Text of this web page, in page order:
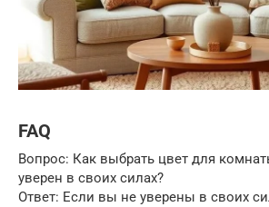
FAQ
Вопрос: Как выбрать цвет для
уверен в своих силах?
Ответ: Если вы не уверены в своих